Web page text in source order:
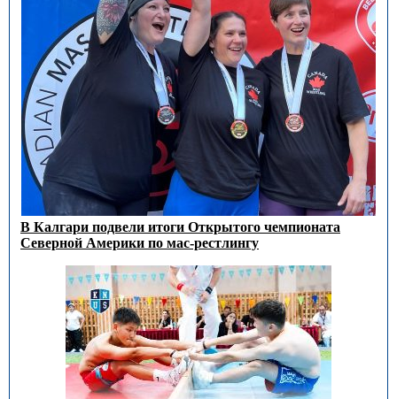
В Калгари подвели итоги Открытого чемпионата
Северной Америки по мас-рестлингу